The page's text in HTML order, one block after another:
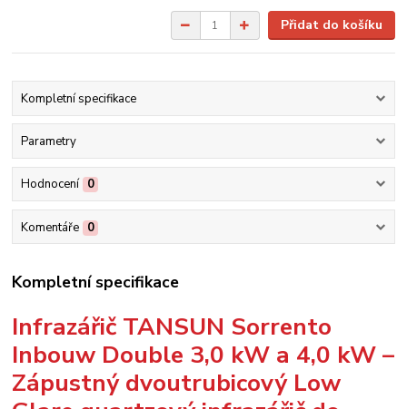
Přidat do košíku
Kompletní specifikace
Parametry
Hodnocení 0
Komentáře 0
Kompletní specifikace
Infrazářič TANSUN Sorrento
Inbouw Double 3,0 kW a 4,0 kW –
Zápustný dvoutrubicový Low